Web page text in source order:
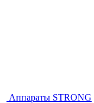
Аппараты STRONG